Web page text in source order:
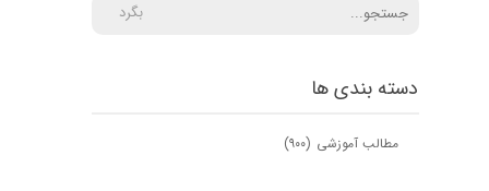
دسته بندی ها
مطالب آموزشی (۹۰۰)
بگرد